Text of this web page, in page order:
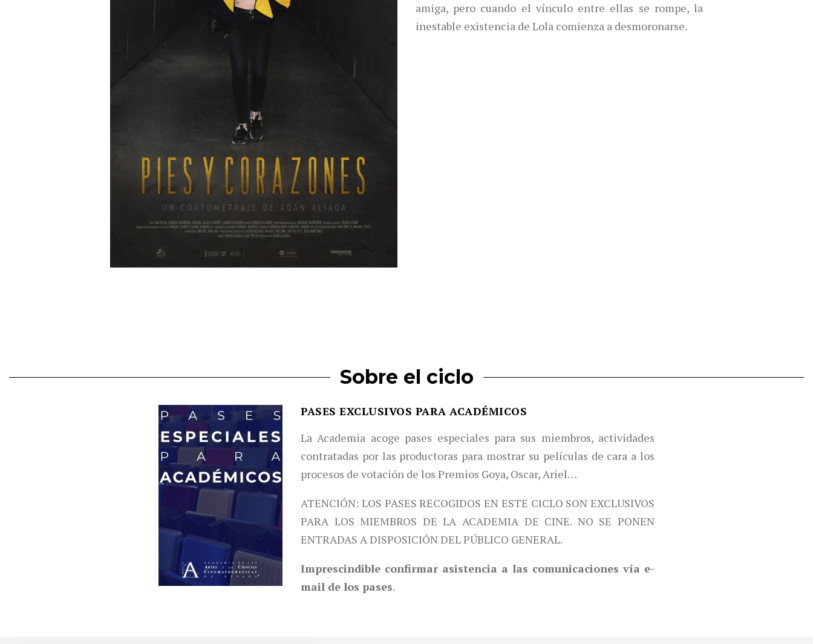
amiga, pero cuando el vínculo entre ellas se rompe, la
inestable existencia de Lola comienza a desmoronarse.
Sobre el ciclo
PASES EXCLUSIVOS PARA ACADÉMICOS
La Academia acoge pases especiales para sus miembros, actividades
contratadas por las productoras para mostrar su películas de cara a los
procesos de votación de los Premios Goya, Oscar, Ariel…
ATENCIÓN: LOS PASES RECOGIDOS EN ESTE CICLO SON EXCLUSIVOS
PARA LOS MIEMBROS DE LA ACADEMIA DE CINE. NO SE PONEN
ENTRADAS A DISPOSICIÓN DEL PÚBLICO GENERAL.
Imprescindible confirmar asistencia a las comunicaciones vía e-
mail de los pases.